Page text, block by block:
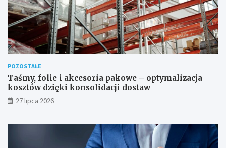
POZOSTAŁE
Taśmy, folie i akcesoria pakowe – optymalizacja
kosztów dzięki konsolidacji dostaw
27 lipca 2026